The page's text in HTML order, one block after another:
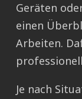
Geräten
einen
Arbeiten.
Je nach